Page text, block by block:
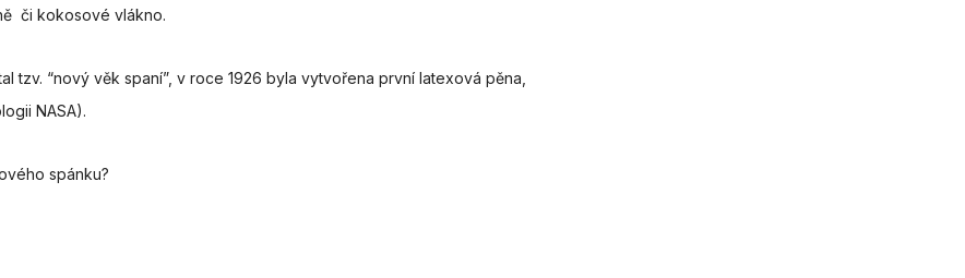
či kokosové vlákno.
tzv. “nový věk spaní”, v roce 1926 byla vytvořena první latexová pěna,
NASA).
spánku?